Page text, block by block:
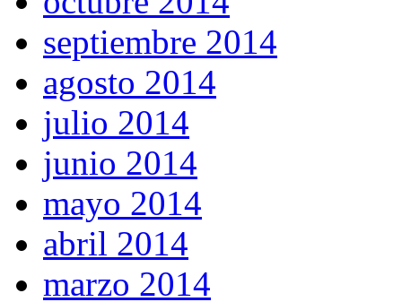
septiembre 2014
agosto 2014
julio 2014
junio 2014
mayo 2014
abril 2014
marzo 2014